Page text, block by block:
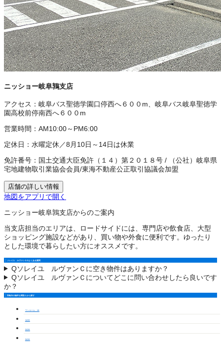
ニッショー岐阜鶉支店
アクセス： 岐阜バス聖徳学園口停西へ６００m、岐阜バス岐阜聖徳学
園高校前停南西へ６００m
営業時間： AM10:00～PM6:00
定休日： 水曜定休／8月10日～14日は休業
免許番号： 国土交通大臣免許（１４）第２０１８号 /
（公社）岐阜県
宅地建物取引業協会会員/東海不動産公正取引協議会加盟
店舗の詳しい情報
地図をアプリで開く
ニッショー岐阜鶉支店からのご案内
当支店担当のエリアは、ロードサイドには、専門店や飲食店、大型
ショッピング施設などがあり、買い物や外食に便利です。ゆったり
とした環境で暮らしたい方にオススメです。
ソレイユ ルヴァンＣのよくある質問
Qソレイユ ルヴァンＣに空き物件はありますか？
Qソレイユ ルヴァンＣについてどこに問い合わせしたら良いです
か？
羽島市の物件を間取りから探す
ワンルーム・1K
1LDK
2LDK
3LDK